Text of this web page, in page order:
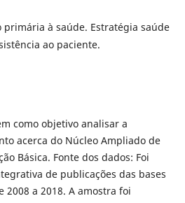
primária à saúde. Estratégia saúde
ao paciente.
como objetivo analisar a
acerca do Núcleo Ampliado de
Básica. Fonte dos dados: Foi
de publicações das bases
a 2018. A amostra foi